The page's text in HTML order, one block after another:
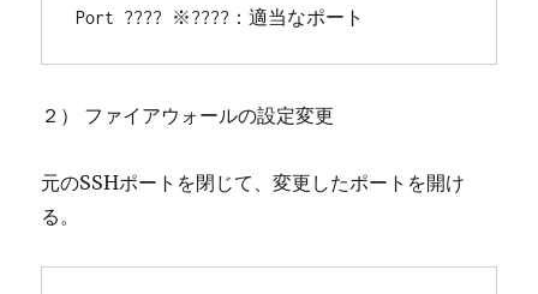
Port ???? ※????：適当なポート
２） ファイアウォールの設定変更
元のSSHポートを閉じて、変更したポートを開け
る。